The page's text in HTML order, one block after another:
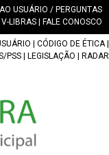
USUÁRIO / PERGUNTAS
V-LIBRAS FALE CONOSCO
CÓDIGO DE ÉTICA|
PSS LEGISLAÇÃO RADAR